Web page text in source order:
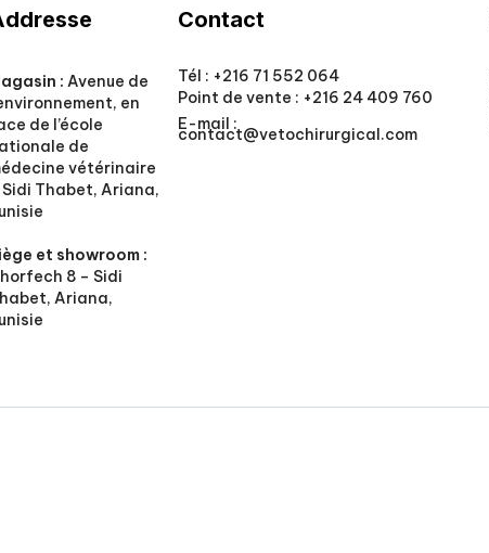
: Avenue de
en
de l’école
de
vétérinaire
Sidi Thabet, Ariana,
et showroom :
8 – Sidi
Ariana,
Contact
Tél : +216 71 552 064
Point de vente : +216 24 409 760
E-mail :
contact@vetochirurgical.com